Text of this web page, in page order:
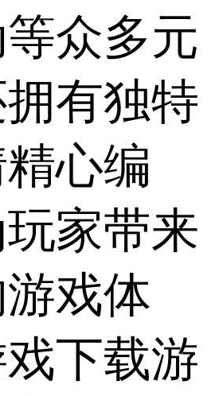
众多元
有独特
心编
家带来
戏体
下载游